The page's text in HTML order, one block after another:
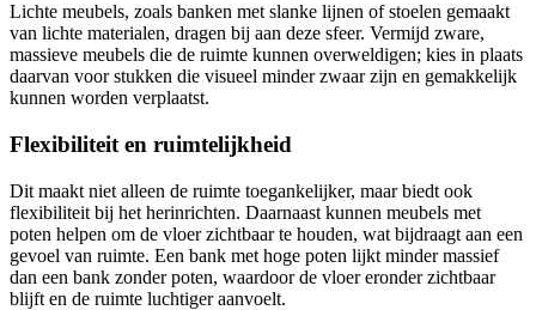
Lichte meubels, zoals banken met slanke lijnen of stoelen gemaakt
van lichte materialen, dragen bij aan deze sfeer. Vermijd zware,
massieve meubels die de ruimte kunnen overweldigen; kies in plaats
daarvan voor stukken die visueel minder zwaar zijn en gemakkelijk
kunnen worden verplaatst.
Flexibiliteit en ruimtelijkheid
Dit maakt niet alleen de ruimte toegankelijker, maar biedt ook
flexibiliteit bij het herinrichten. Daarnaast kunnen meubels met
poten helpen om de vloer zichtbaar te houden, wat bijdraagt aan een
gevoel van ruimte. Een bank met hoge poten lijkt minder massief
dan een bank zonder poten, waardoor de vloer eronder zichtbaar
blijft en de ruimte luchtiger aanvoelt.